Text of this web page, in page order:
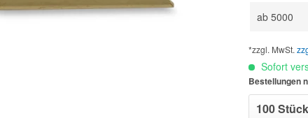
ab5000
*zzgl. MwSt.
Sofort
Bestellungen